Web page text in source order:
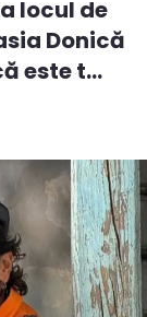
locul de
Donică
este t...